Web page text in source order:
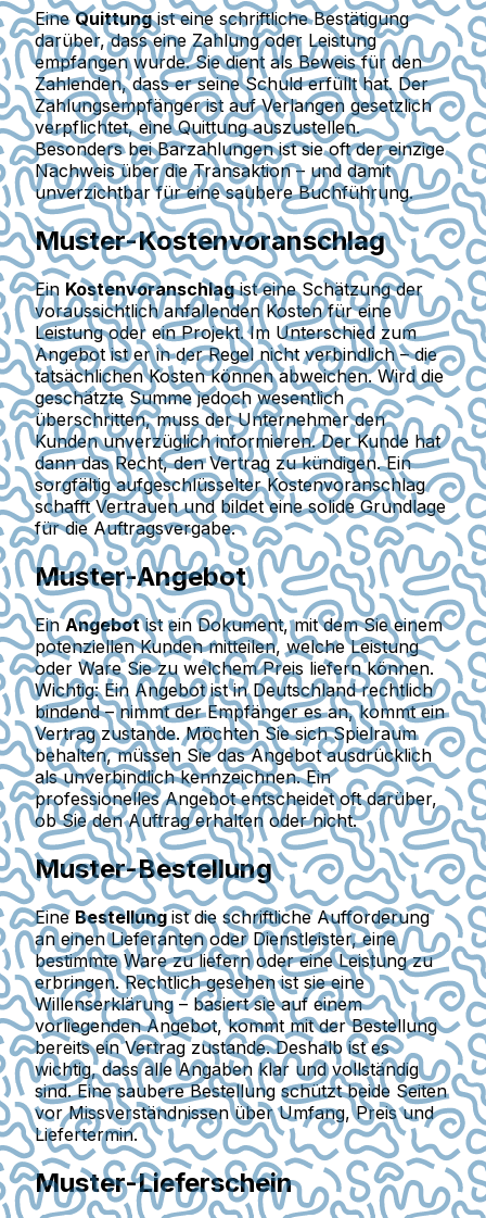
EineQuittungist eine schriftliche Bestätigung
darüber, dass eine Zahlung oder Leistung
empfangen wurde. Sie dient als Beweis für den
Zahlenden, dass er seine Schuld erfüllt hat. Der
Zahlungsempfänger ist auf Verlangen gesetzlich
verpflichtet, eine Quittung auszustellen.
Besonders bei Barzahlungen ist sie oft der einzige
Nachweis über die Transaktion – und damit
unverzichtbar für eine saubere Buchführung.
Muster-Kostenvoranschlag
Ein Kostenvoranschlagist eine Schätzung der
voraussichtlich anfallenden Kosten für eine
Leistung oder ein Projekt. Im Unterschied zum
Angebot ist er in der Regel nicht verbindlich – die
tatsächlichen Kosten können abweichen. Wird die
geschätzte Summe jedoch wesentlich
überschritten, muss der Unternehmer den
Kunden unverzüglich informieren. Der Kunde hat
dann das Recht, den Vertrag zu kündigen. Ein
sorgfältig aufgeschlüsselter Kostenvoranschlag
schafft Vertrauen und bildet eine solide Grundlage
für die Auftragsvergabe.
Muster-Angebot
EinAngebotist ein Dokument, mit dem Sie einem
potenziellen Kunden mitteilen, welche Leistung
oder Ware Sie zu welchem Preis liefern können.
Wichtig: Ein Angebot ist in Deutschland rechtlich
bindend – nimmt der Empfänger es an, kommt ein
Vertrag zustande. Möchten Sie sich Spielraum
behalten, müssen Sie das Angebot ausdrücklich
als unverbindlich kennzeichnen. Ein
professionelles Angebot entscheidet oft darüber,
ob Sie den Auftrag erhalten oder nicht.
Muster-Bestellung
Eine Bestellungist die schriftliche Aufforderung
an einen Lieferanten oder Dienstleister, eine
bestimmte Ware zu liefern oder eine Leistung zu
erbringen. Rechtlich gesehen ist sie eine
Willenserklärung – basiert sie auf einem
vorliegenden Angebot, kommt mit der Bestellung
bereits ein Vertrag zustande. Deshalb ist es
wichtig, dass alle Angaben klar und vollständig
sind. Eine saubere Bestellung schützt beide Seiten
vor Missverständnissen über Umfang, Preis und
Liefertermin.
Muster-Lieferschein